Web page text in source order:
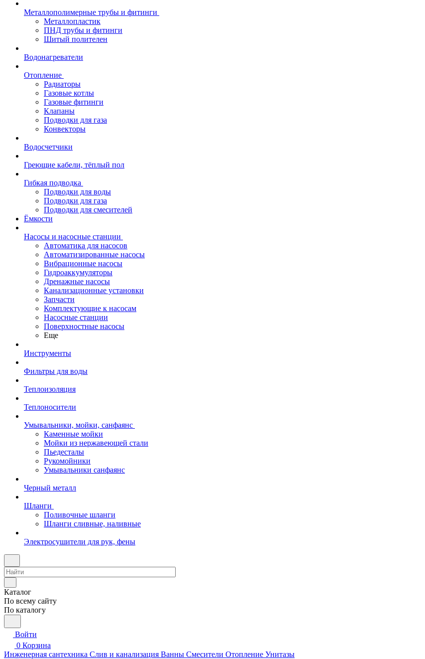
Металлополимерные трубы и фитинги
Металлопластик
ПНД трубы и фитинги
Шитый полителен
Водонагреватели
Отопление
Радиаторы
Газовые котлы
Газовые фитинги
Клапаны
Подводки для газа
Конвекторы
Водосчетчики
Греющие кабели, тёплый пол
Гибкая подводка
Подводки для воды
Подводки для газа
Подводки для смесителей
Ёмкости
Насосы и насосные станции
Автоматика для насосов
Автоматизированные насосы
Вибрационные насосы
Гидроаккумуляторы
Дренажные насосы
Канализационные установки
Запчасти
Комплектующие к насосам
Насосные станции
Поверхностные насосы
Еще
Инструменты
Фильтры для воды
Теплоизоляция
Теплоносители
Умывальники, мойки, санфаянс
Каменные мойки
Мойки из нержавеющей стали
Пьедесталы
Рукомойники
Умывальники санфаянс
Черный металл
Шланги
Поливочные шланги
Шланги сливные, наливные
Электросушители для рук, фены
Каталог
По всему сайту
По каталогу
Войти
0 Корзина
Инженерная сантехника Слив и канализация Ванны Смесители Отопление Унитазы